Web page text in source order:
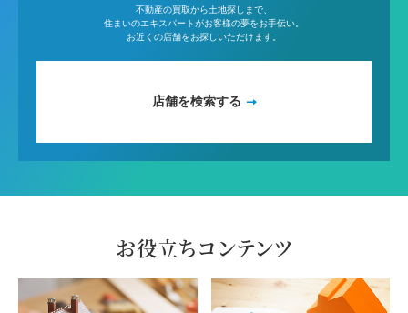
不動産の買取から土地探しまで、
住まいのエキスパートがお客様の夢をお手伝い。
お近くの店舗をお探しいただけます。
店舗を検索する
お役立ちコンテンツ